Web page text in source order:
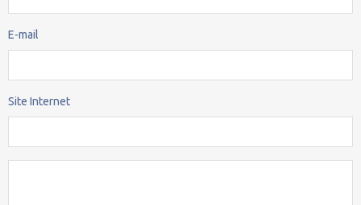
E-mail
Site Internet